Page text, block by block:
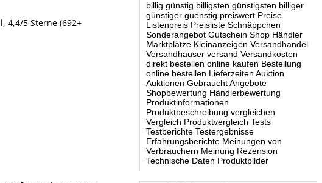
4,4/5 Sterne (692+
billig günstig billigsten günstigsten billiger
günstiger guenstig preiswert Preise
Listenpreis Preisliste Schnäppchen
Sonderangebot Gutschein Shop Händler
Marktplätze Kleinanzeigen Versandhandel
Versandhäuser versand Versandkosten
direkt bestellen online kaufen Bestellung
online bestellen Lieferzeiten Auktion
Auktionen Gebraucht Angebote
Shopbewertung Händlerbewertung
Produktinformationen
Produktbeschreibung vergleichen
Vergleich Produktvergleich Tests
Testberichte Testergebnisse
Erfahrungsberichte Meinungen von
Verbrauchern Meinung Rezension
Technische Daten Produktbilder